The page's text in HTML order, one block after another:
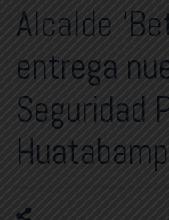
Alcalde
entrega
Seguridad